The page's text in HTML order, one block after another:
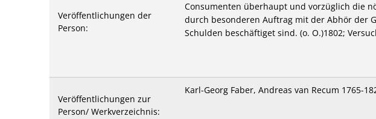
Veröffentlichungen der
Person:
Consumenten überhaupt und vorzüglich die
durch besonderen Auftrag mit der Abhör der
Schulden beschäftiget sind. (o. O.)1802;
Veröffentlichungen zur
Person/ Werkverzeichnis:
Karl-Georg Faber, Andreas van Recum 1765-